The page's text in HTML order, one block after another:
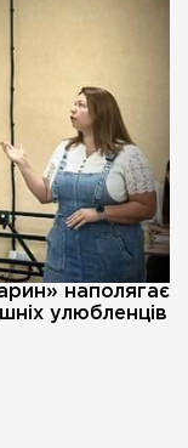
наполягає
улюбленців